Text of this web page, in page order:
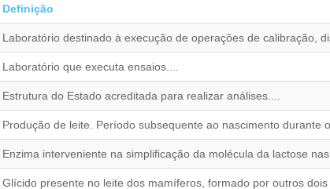
Definição
Laboratório destinado à execução de operações de calibração,
Laboratório que executa ensaios....
Estrutura do Estado acreditada para realizar análises....
Produção de leite. Período subsequente ao nascimento durante
Enzima interveniente na simplificação da molécula da lactose
Glícido presente no leite dos mamíferos, formado por outros dois